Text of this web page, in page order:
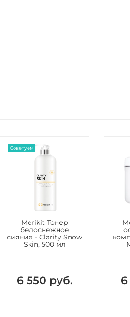
Советуем
Merikit Тонер
белоснежное
сияние - Clarity Snow
Skin, 500 мл
6 550 руб.